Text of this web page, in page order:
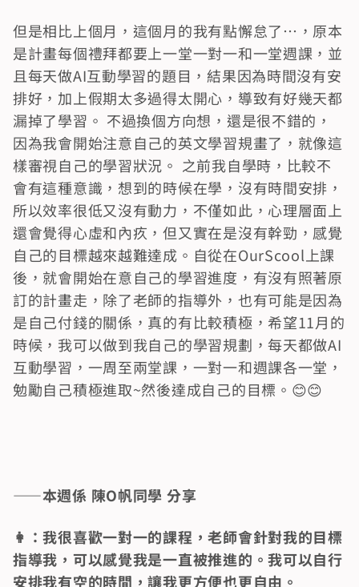
但是相比上個月，這個月的我有點懈怠了…，原本
是計畫每個禮拜都要上一堂一對一和一堂週課，並
且每天做AI互動學習的題目，結果因為時間沒有安
排好，加上假期太多過得太開心，導致有好幾天都
漏掉了學習。 不過換個方向想，還是很不錯的，
因為我會開始注意自己的英文學習規畫了，就像這
樣審視自己的學習狀況。 之前我自學時，比較不
會有這種意識，想到的時候在學，沒有時間安排，
所以效率很低又沒有動力，不僅如此，心理層面上
還會覺得心虛和內疚，但又實在是沒有幹勁，感覺
自己的目標越來越難達成。自從在OurScool上課
後，就會開始在意自己的學習進度，有沒有照著原
訂的計畫走，除了老師的指導外，也有可能是因為
是自己付錢的關係，真的有比較積極，希望11月的
時候，我可以做到我自己的學習規劃，每天都做AI
互動學習，一周至兩堂課，一對一和週課各一堂，
勉勵自己積極進取~然後達成自己的目標。😊😊
——本週係 陳O帆同學 分享
👩：我很喜歡一對一的課程，老師會針對我的目標
指導我，可以感覺我是一直被推進的。我可以自行
安排我有空的時間，讓我更方便也更自由。